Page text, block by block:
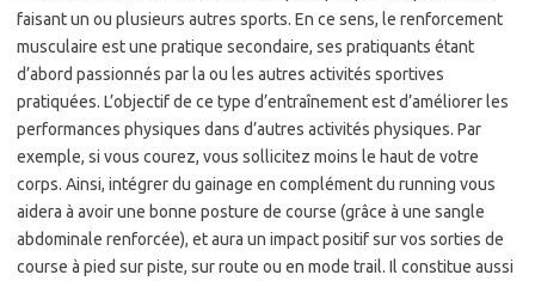
faisant un ou plusieurs autres sports. En ce sens, le renforcement
musculaire est une pratique secondaire, ses pratiquants étant
d’abord passionnés par la ou les autres activités sportives
pratiquées. L’objectif de ce type d’entraînement est d’améliorer les
performances physiques dans d’autres activités physiques. Par
exemple, si vous courez, vous sollicitez moins le haut de votre
corps. Ainsi, intégrer du gainage en complément du running vous
aidera à avoir une bonne posture de course (grâce à une sangle
abdominale renforcée), et aura un impact positif sur vos sorties de
course à pied sur piste, sur route ou en mode trail. Il constitue aussi